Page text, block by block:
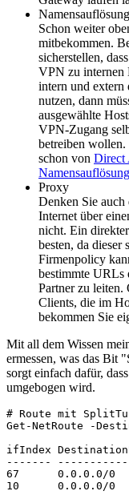
Namensauflösung
Schon weiter
mitbekommen.
sicherstellen,
VPN zu internen
intern und
nutzen, dann
ausgewählte
VPN-Zugang
betreiben
schon von Direct
Proxy
Denken Sie auch
Internet über
nicht. Ein
besten, da dieser
Firmenpolicy
bestimmte URLs
Partner zu
Clients, die im
bekommen Sie
Mit all dem Wissen
ermessen, was das Bit
sorgt einfach dafür,
umgebogen wird.
# Route mit
Get-NetRoute -
ifIndex
-------
67
10      0.0.0.0/